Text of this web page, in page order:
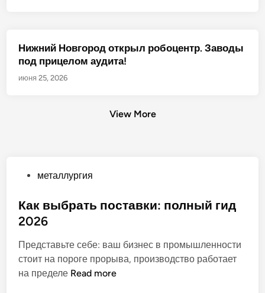
Нижний Новгород открыл робоцентр. Заводы
под прицелом аудита!
июня 25, 2026
View More
у
б
и
к
о
металлургия
Как выбрать поставки: полный гид
2026
Представьте себе: ваш бизнес в промышленности
стоит на пороге прорыва, производство работает
на пределе К
Read more